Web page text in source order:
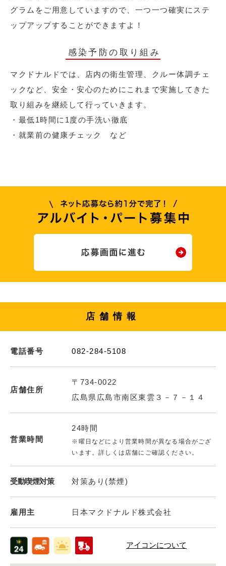
グラムをご用意していますので、一つ一つ確実にステ
ップアップすることができますよ！
感染予防の取り組み
マクドナルドでは、店内の衛生管理、クルー体調チェ
ックなど、安全・安心のためにこれまで実施してきた
取り組みを継続して行っていきます。
・最低1時間に1度の手洗い徹底
・就業前の健康チェック など
店舗情報
電話番号 082-284-5108
店舗住所
〒734-0022
広島県広島市南区東雲３－７－１４
営業時間
24時間
※曜日などにより営業時間が異なる場合がござ
います。詳しくは店舗にご確認ください。
受動喫煙対策 対策あり(禁煙)
雇用主 日本マクドナルド株式会社
アイコンについて